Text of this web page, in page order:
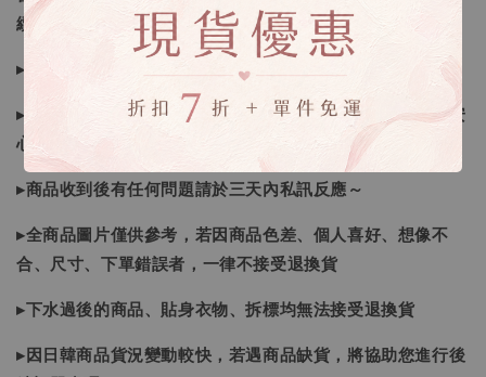
續喔
▸如遇缺斷貨情形會再另行告知，請注意訊息及信箱收件
▸商品皆由日本、韓國門市、官網購入，皆為正品，您可以安
心購買唷！
▸商品收到後有任何問題請於三天內私訊反應～
▸全商品圖片僅供參考，若因商品色差、個人喜好、想像不
合、尺寸、下單錯誤者，一律不接受退換貨
▸下水過後的商品、貼身衣物、拆標均無法接受退換貨
▸因日韓商品貨況變動較快，若遇商品缺貨，將協助您進行後